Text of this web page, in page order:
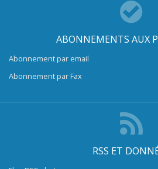
ABONNEMENTS AUX
Abonnement par email
Abonnement par Fax
RSS ET